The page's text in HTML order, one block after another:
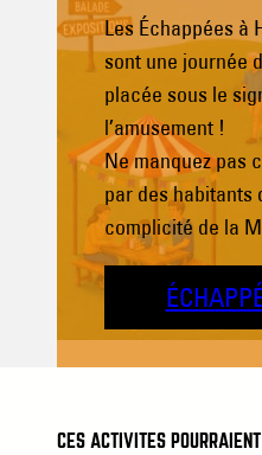
Les Échappées à
sont une journée
placée sous le
l’amusement !
Ne manquez pas
par des habitants
complicité de la
CES ACTIVITÉS